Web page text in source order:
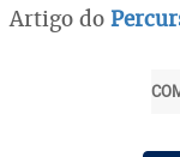
Artigo do